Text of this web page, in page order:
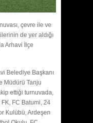
çevre ile ve
de yer aldığı
Arhavi İlçe
Belediye Başkanı
Müdürü Tanju
ettiği turnuvada,
FC Batumi, 24
Kulübü, Ardeşen